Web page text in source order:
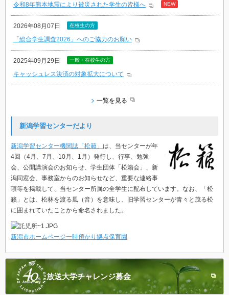
令和8年熊本地震により被災された学生の皆様へ
NEW
2026年08月07日 在校生の方
「総合学生調査2026」へのご協力のお願い
2025年09月29日 一般・在校生の方
キャッシュレス決済の対象拡大について
一覧を見る
新潟学習センターだより
新潟学習センター機関誌「松籟」 は、当センターが年
4回（4月、7月、10月、1月）発行し、行事、勉強
会、公開講演会のお知らせ、学生団体「松籟会」、新
潟同窓会、事務室からのお知らせなど、重要な連絡事
項等を掲載して、当センター所属の全学生に配布しています。なお、「松
籟」とは、松林を渡る風（音）を意味し、旧学習センターが青々と茂る松
に囲まれていたことから命名されました。
新潟市ホームページ一時預かり拠点保育園
放送大学チャレンジ募金